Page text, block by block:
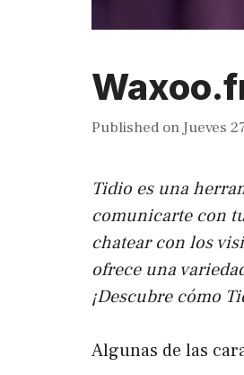
Published onJueves
Tidio es una
comunicarte con
chatear con los
ofrece una
¡Descubre cómo
Algunas de las